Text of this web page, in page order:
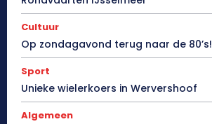
Cultuur
Op zondagavond terug naar de 80’s!
Sport
Unieke wielerkoers in Wervershoof
Algemeen